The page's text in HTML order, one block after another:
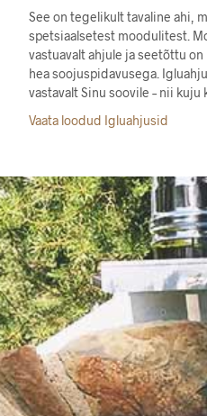
See on tegelikult tavaline ahi,
spetsiaalsetest moodulitest.
vastuavalt ahjule ja seetõttu
hea soojuspidavusega.
vastavalt Sinu soovile – nii kuju
Vaata loodud Igluahjusid